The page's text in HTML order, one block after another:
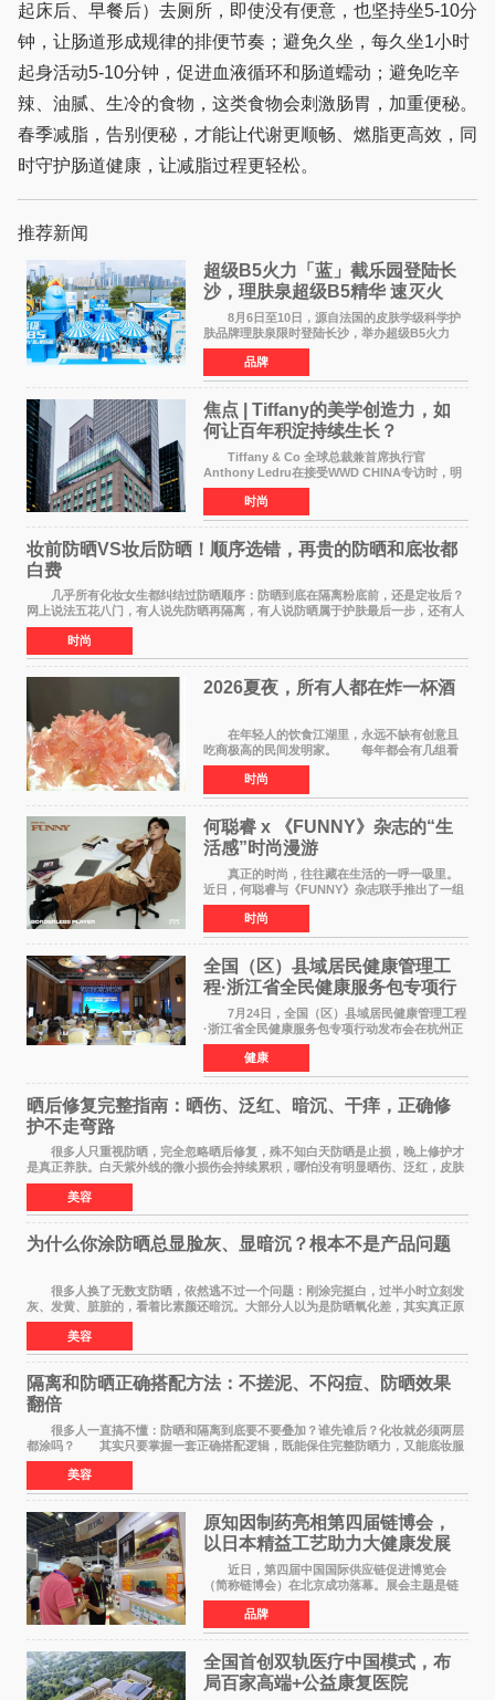
起床后、早餐后）去厕所，即使没有便意，也坚持坐5-10分
钟，让肠道形成规律的排便节奏；避免久坐，每久坐1小时
起身活动5-10分钟，促进血液循环和肠道蠕动；避免吃辛
辣、油腻、生冷的食物，这类食物会刺激肠胃，加重便秘。
春季减脂，告别便秘，才能让代谢更顺畅、燃脂更高效，同
时守护肠道健康，让减脂过程更轻松。
推荐新闻
超级B5火力「蓝」截乐园登陆长
沙，理肤泉超级B5精华 速灭火
气，不闹皮气
8月6日至10日，源自法国的皮肤学级科学护
肤品牌理肤泉限时登陆长沙，举办超级B5火力
「蓝」截乐园快闪活动。作为全球皮肤学专家NO
1推荐护肤品牌[1]，理肤泉聚焦当代人群普遍存
在的皮肤困扰，以
品牌
焦点 | Tiffany的美学创造力，如
何让百年积淀持续生长？
Tiffany & Co 全球总裁兼首席执行官
Anthony Ledru在接受WWD CHINA专访时，明
确将艺术性称为当下奢侈品牌最高层级的差异化
优势。 by Elaine Chen — —WWD国际
时尚特讯 当奢侈
时尚
妆前防晒VS妆后防晒！顺序选错，再贵的防晒和底妆都
白费
几乎所有化妆女生都纠结过防晒顺序：防晒到底在隔离粉底前，还是定妆后？
网上说法五花八门，有人说先防晒再隔离，有人说防晒属于护肤最后一步，还有人
带妆补涂直接乱叠加。其实防晒没有固定死
时尚
2026夏夜，所有人都在炸一杯酒
在年轻人的饮食江湖里，永远不缺有创意且
吃商极高的民间发明家。 每年都会有几组看
似离谱、尝试后火遍全网的新奇搭配在互联网上
名垂千史。 前些年有人解锁了纯牛奶煮爆辣
火鸡面的隐藏吃
时尚
何聪睿 x 《FUNNY》杂志的“生
活感”时尚漫游
真正的时尚，往往藏在生活的一呼一吸里。
近日，何聪睿与《FUNNY》杂志联手推出了一组
质感大片，不刻意摆弄姿势，而是将镜头对准了
那些看似寻常却充满戏剧张力的生活瞬间，让高
级感在松弛的氛围
时尚
全国（区）县域居民健康管理工
程·浙江省全民健康服务包专项行
动发布会在杭启幕
7月24日，全国（区）县域居民健康管理工程
·浙江省全民健康服务包专项行动发布会在杭州正
式启幕。来自全国各地的医疗领域权威专家、知
名机构负责人及项目合作伙伴齐聚西子湖畔，共
同见证浙江全
健康
晒后修复完整指南：晒伤、泛红、暗沉、干痒，正确修
护不走弯路
很多人只重视防晒，完全忽略晒后修复，殊不知白天防晒是止损，晚上修护才
是真正养肤。白天紫外线的微小损伤会持续累积，哪怕没有明显晒伤、泛红，皮肤
也会处于轻微炎症、缺水、疲劳状态。如果
美容
为什么你涂防晒总显脸灰、显暗沉？根本不是产品问题
很多人换了无数支防晒，依然逃不过一个问题：刚涂完挺白，过半小时立刻发
灰、发黄、脏脏的，看着比素颜还暗沉。大部分人以为是防晒氧化差，其实真正原
因，90%的人都搞错了。 首先纠正一个误
美容
隔离和防晒正确搭配方法：不搓泥、不闷痘、防晒效果
翻倍
很多人一直搞不懂：防晒和隔离到底要不要叠加？谁先谁后？化妆就必须两层
都涂吗？ 其实只要掌握一套正确搭配逻辑，既能保住完整防晒力，又能底妆服
帖不搓泥、不闷痘，新手也能一次学会。
美容
原知因制药亮相第四届链博会，
以日本精益工艺助力大健康发展
近日，第四届中国国际供应链促进博览会
（简称链博会）在北京成功落幕。展会主题是链
接世界，共创未来，现场设置的6链1展区覆盖了
全产业生态。本届链博会聚焦加快培育发展新质
生产力，实物化地
品牌
全国首创双轨医疗中国模式，布
局百家高端+公益康复医院